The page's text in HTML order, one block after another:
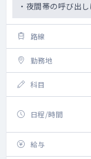
・夜間帯の呼び出
路線
勤務地
科目
日程/時間
給与